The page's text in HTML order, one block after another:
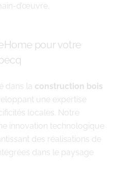
d’œuvre.
pour votre
dans la construction bois
une expertise
locales. Notre
innovation technologique
des réalisations de
dans le paysage